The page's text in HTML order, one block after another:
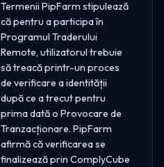
Termenii PipFarm stipulează
că pentru a participa în
Programul Traderului
Remote, utilizatorul trebuie
să treacă printr-un proces
de verificare a identității
după ce a trecut pentru
prima dată o Provocare de
Tranzacționare. PipFarm
afirmă că verificarea se
finalizează prin ComplyCube